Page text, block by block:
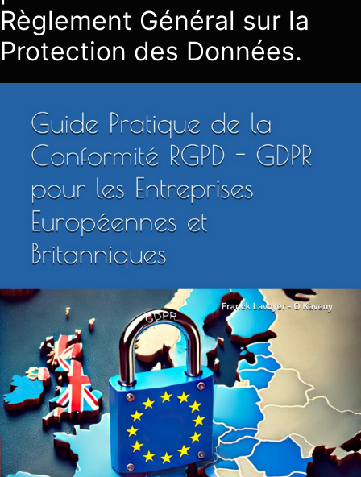
Règlement Général sur la
Protection des Données.